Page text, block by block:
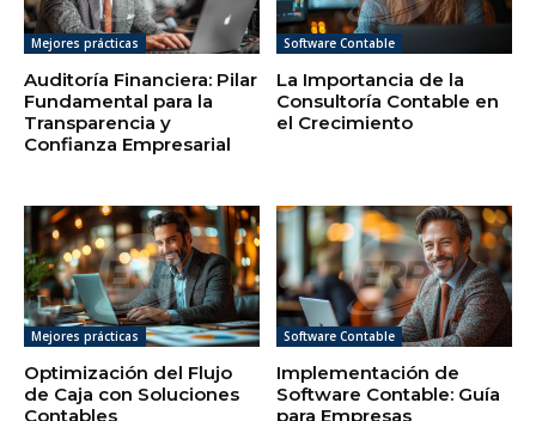
Mejores prácticas
Auditoría Financiera: Pilar
Fundamental para la
Transparencia y
Confianza Empresarial
Software Contable
La Importancia de la
Consultoría Contable en
el Crecimiento
Mejores prácticas
Optimización del Flujo
de Caja con Soluciones
Contables
Software Contable
Implementación de
Software Contable: Guía
para Empresas